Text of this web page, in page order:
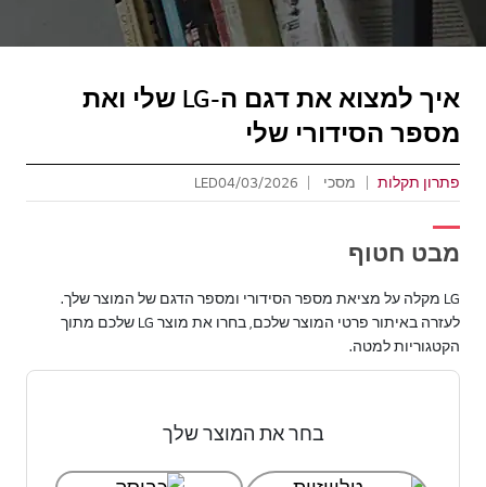
איך למצוא את דגם ה-LG שלי ואת
מספר הסידורי שלי
פתרון תקלות מסכי LED 04/03/2026
מבט חטוף
LG מקלה על מציאת מספר הסידורי ומספר הדגם של המוצר שלך.
לעזרה באיתור פרטי המוצר שלכם, בחרו את מוצר LG שלכם מתוך
הקטגוריות למטה.
בחר את המוצר שלך